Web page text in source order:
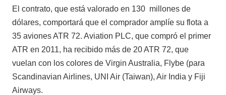
El contrato, que está valorado en 130 millones de
dólares, comportará que el comprador amplíe su flota a
35 aviones ATR 72. Aviation PLC, que compró el primer
ATR en 2011, ha recibido más de 20 ATR 72, que
vuelan con los colores de Virgin Australia, Flybe (para
Scandinavian Airlines, UNI Air (Taiwan), Air India y Fiji
Airways.